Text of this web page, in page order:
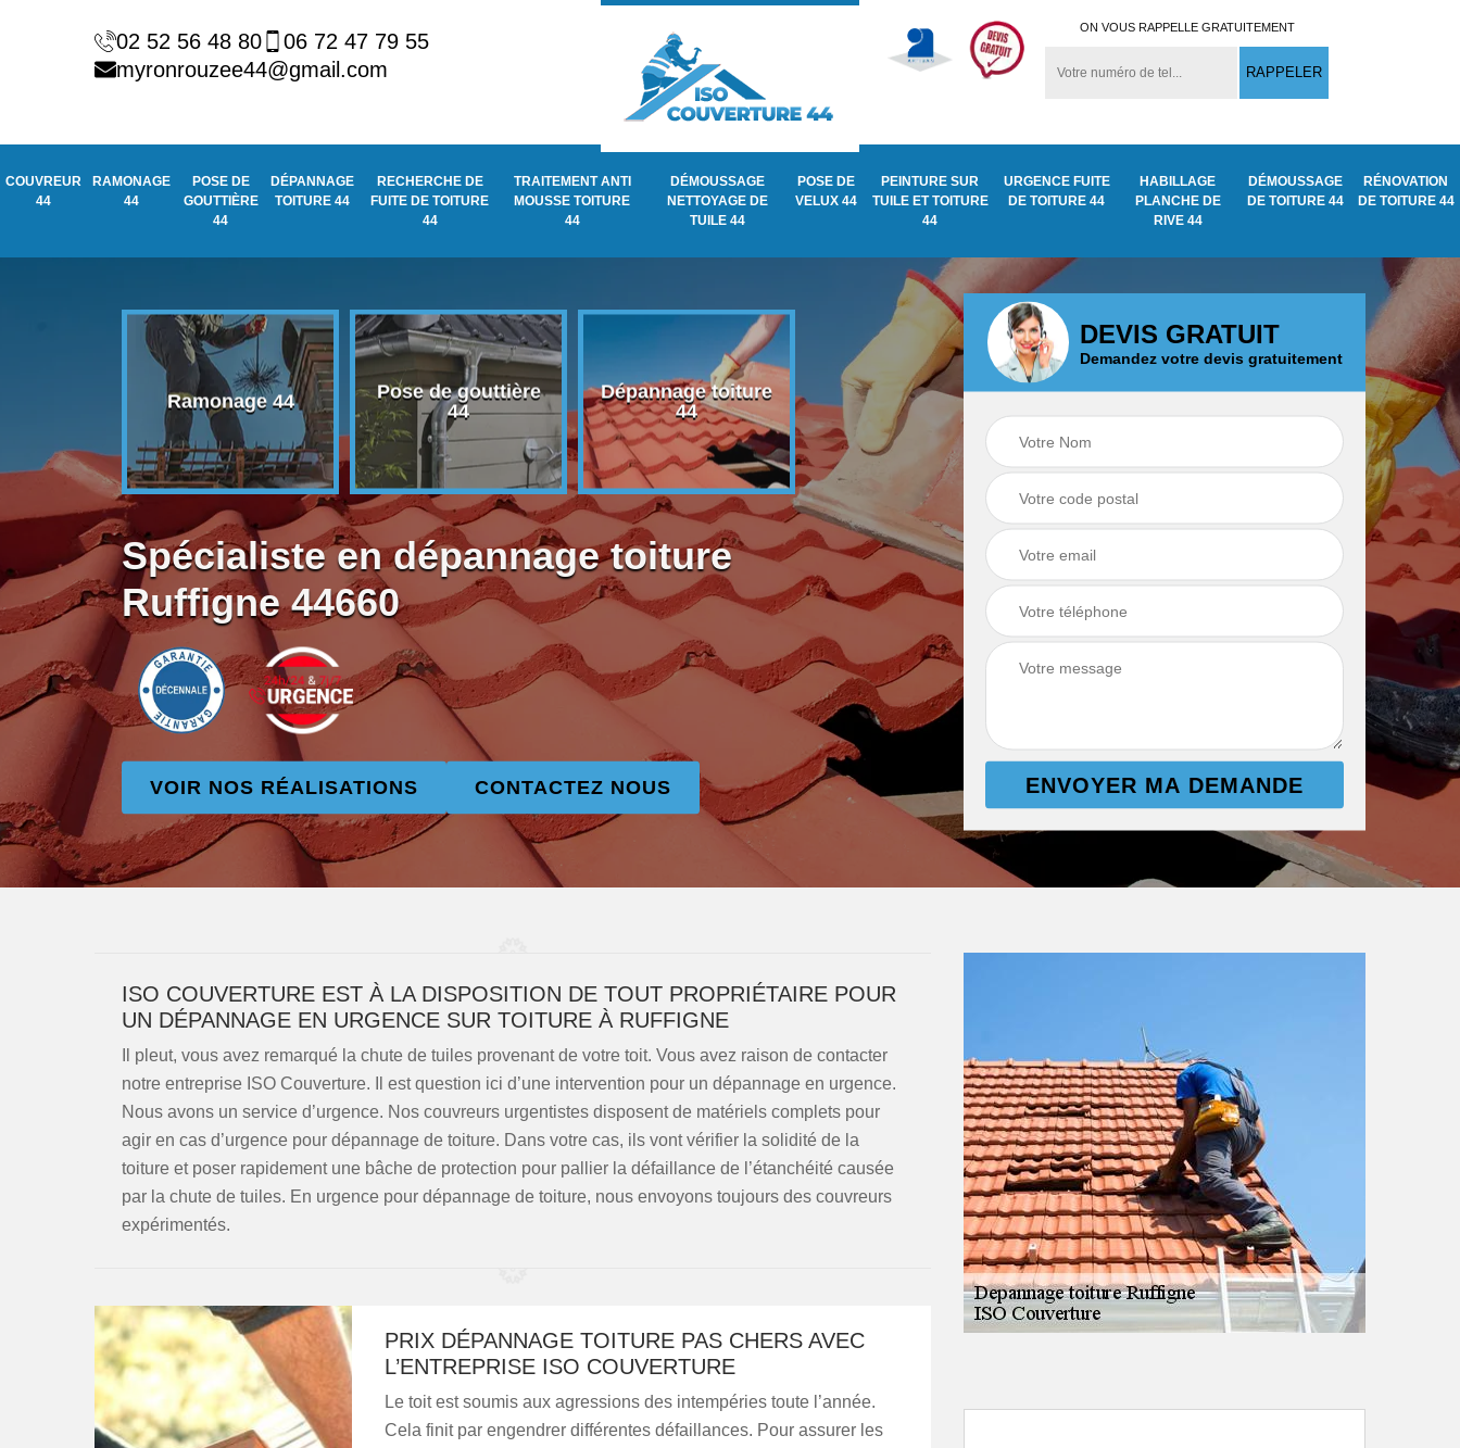
02 52 56 48 80
06 72 47 79 55
myronrouzee44@gmail.com
ON VOUS RAPPELLE GRATUITEMENT
COUVREUR
44
RAMONAGE
44
POSE DE
GOUTTIÈRE
44
DÉPANNAGE
TOITURE 44
RECHERCHE DE
FUITE DE TOITURE
44
TRAITEMENT ANTI
MOUSSE TOITURE
44
DÉMOUSSAGE
NETTOYAGE DE
TUILE 44
POSE DE
VELUX 44
PEINTURE SUR
TUILE ET TOITURE
44
URGENCE FUITE
DE TOITURE 44
HABILLAGE
PLANCHE DE
RIVE 44
DÉMOUSSAGE
DE TOITURE 44
RÉNOVATION
DE TOITURE 44
Ramonage 44
Pose de gouttière
44
Dépannage toiture
44
Recherche de fuite
de toiture 44
Traitement anti
Démoussage
nettoyage de tuile
44
Spécialiste en dépannage toiture
Ruffigne 44660
VOIR NOS RÉALISATIONS CONTACTEZ NOUS
DEVIS GRATUIT
Demandez votre devis gratuitement
ISO COUVERTURE EST À LA DISPOSITION DE TOUT PROPRIÉTAIRE POUR
UN DÉPANNAGE EN URGENCE SUR TOITURE À RUFFIGNE
Il pleut, vous avez remarqué la chute de tuiles provenant de votre toit. Vous avez raison de contacter
notre entreprise ISO Couverture. Il est question ici d’une intervention pour un dépannage en urgence.
Nous avons un service d’urgence. Nos couvreurs urgentistes disposent de matériels complets pour
agir en cas d’urgence pour dépannage de toiture. Dans votre cas, ils vont vérifier la solidité de la
toiture et poser rapidement une bâche de protection pour pallier la défaillance de l’étanchéité causée
par la chute de tuiles. En urgence pour dépannage de toiture, nous envoyons toujours des couvreurs
expérimentés.
PRIX DÉPANNAGE TOITURE PAS CHERS AVEC
L’ENTREPRISE ISO COUVERTURE
Le toit est soumis aux agressions des intempéries toute l’année.
Cela finit par engendrer différentes défaillances. Pour assurer les